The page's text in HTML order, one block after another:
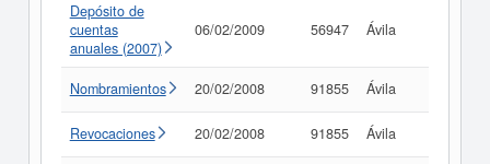
Depósito de
cuentas
anuales (2007)
06/02/2009 56947 Ávila
Nombramientos 20/02/2008 91855 Ávila
Revocaciones 20/02/2008 91855 Ávila